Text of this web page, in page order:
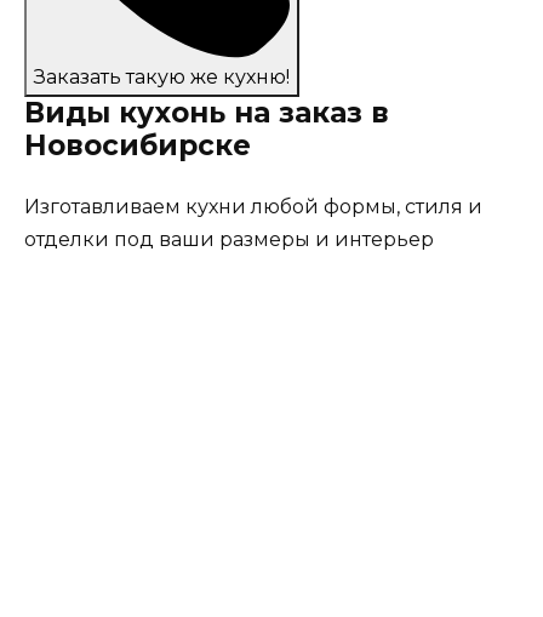
Заказать такую же кухню!
Виды кухонь на заказ в
Новосибирске
Изготавливаем кухни любой формы, стиля и
отделки под ваши размеры и интерьер